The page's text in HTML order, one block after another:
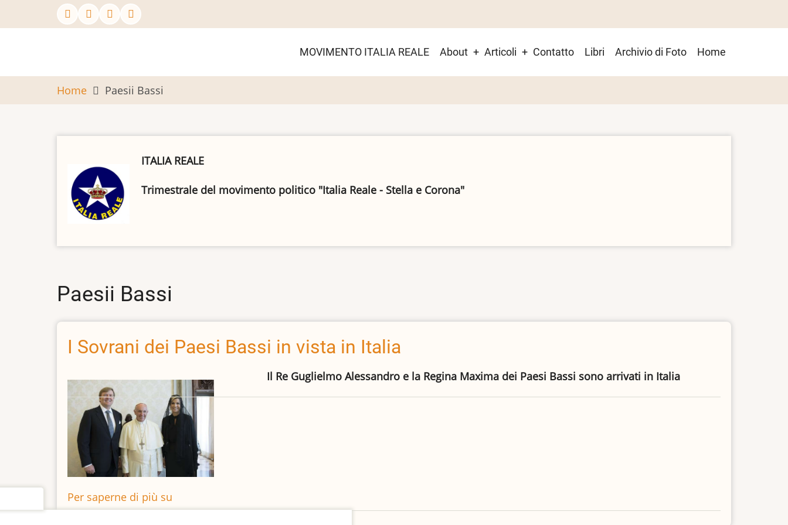
al
Main
menu
MOVIMENTO ITALIA REALE About Articoli Contatto Libri Archivio di Foto Home
Home Paesii Bassi
ITALIA REALE
Trimestrale del movimento politico "Italia Reale - Stella e Corona"
Paesii Bassi
I Sovrani dei Paesi Bassi in vista in Italia
Il Re Guglielmo Alessandro e la Regina Maxima dei Paesi Bassi sono arrivati in Italia
Per saperne di più su
Sovrani